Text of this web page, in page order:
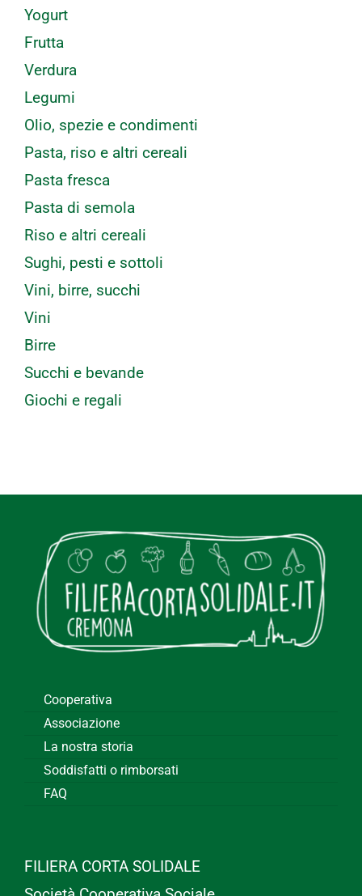
Yogurt
Frutta
Verdura
Legumi
Olio, spezie e condimenti
Pasta, riso e altri cereali
Pasta fresca
Pasta di semola
Riso e altri cereali
Sughi, pesti e sottoli
Vini, birre, succhi
Vini
Birre
Succhi e bevande
Giochi e regali
Cooperativa
Associazione
La nostra storia
Soddisfatti o rimborsati
FAQ
FILIERA CORTA SOLIDALE